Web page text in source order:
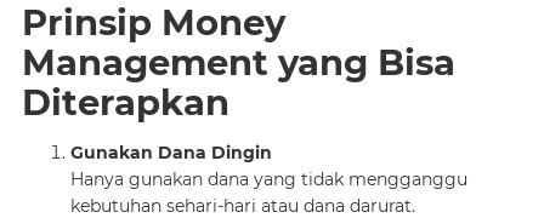
Prinsip Money
Management yang Bisa
Diterapkan
Gunakan Dana Dingin
Hanya gunakan dana yang tidak mengganggu
kebutuhan sehari-hari atau dana darurat.